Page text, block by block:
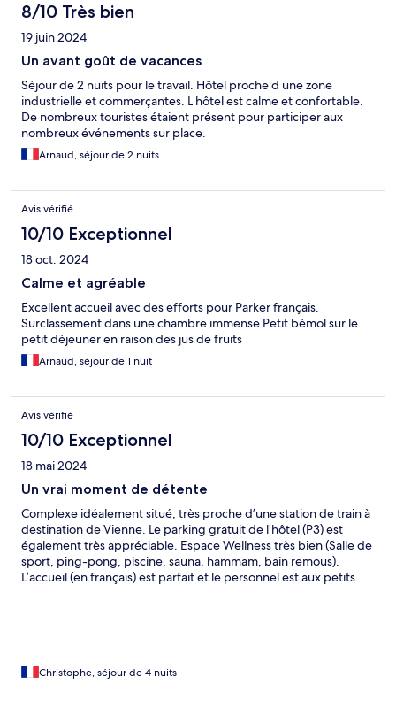
8/10 Très bien
19 juin 2024
Un avant goût de vacances
Séjour de 2 nuits pour le travail. Hôtel proche d une zone
industrielle et commerçantes. L hôtel est calme et confortable.
De nombreux touristes étaient présent pour participer aux
nombreux événements sur place.
Arnaud, séjour de 2 nuits
Avis vérifié
10/10 Exceptionnel
18 oct. 2024
Calme et agréable
Excellent accueil avec des efforts pour Parker français.
Surclassement dans une chambre immense Petit bémol sur le
petit déjeuner en raison des jus de fruits
Arnaud, séjour de 1 nuit
Avis vérifié
10/10 Exceptionnel
18 mai 2024
Un vrai moment de détente
Complexe idéalement situé, très proche d’une station de train à
destination de Vienne. Le parking gratuit de l’hôtel (P3) est
également très appréciable. Espace Wellness très bien (Salle de
sport, ping-pong, piscine, sauna, hammam, bain remous).
L’accueil (en français) est parfait et le personnel est aux petits
Christophe, séjour de 4 nuits